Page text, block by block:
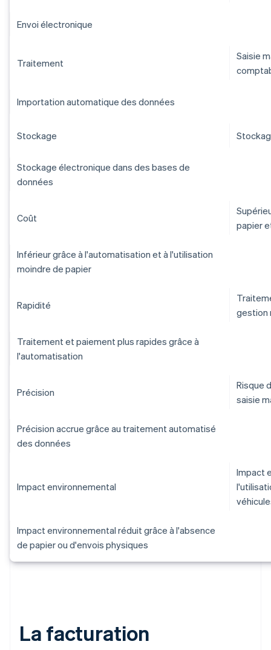
Envoi électronique
Traitement
Saisie
Importation automatique des données
Stockage
Stockage électronique dans des bases de
données
Coût
papier
Inférieur grâce à l'automatisation et à l'utilisation
moindre de papier
Rapidité
gestion
Traitement et paiement plus rapides grâce à
l'automatisation
Précision
Risque
saisie
Précision accrue grâce au traitement automatisé
des données
Impact environnemental
Impact
Impact environnemental réduit grâce à l'absence
de papier ou d'envois physiques
La facturation